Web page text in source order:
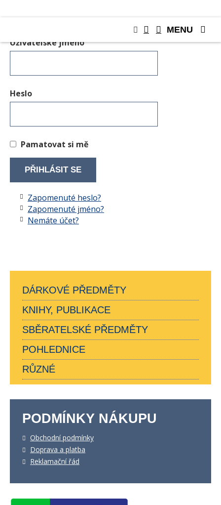
Uživatelské jméno
Heslo
Pamatovat si mě
PŘIHLÁSIT SE
Zapomenuté heslo?
Zapomenuté jméno?
Nemáte účet?
DÁRKOVÉ PŘEDMĚTY
KNIHY, PUBLIKACE
SBĚRATELSKÉ PŘEDMĚTY
POHLEDNICE
RŮZNÉ
PODMÍNKY NÁKUPU
Obchodní podmínky
Doprava a platba
Reklamační řád
MENU